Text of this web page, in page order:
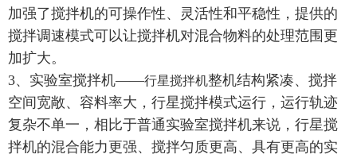
加强了搅拌机的可操作性、灵活性和平稳性，提供的
搅拌调速模式可以让搅拌机对混合物料的处理范围更
加扩大。
3、实验室搅拌机——行星搅拌机整机结构紧凑、搅拌
空间宽敞、容料率大，行星搅拌模式运行，运行轨迹
复杂不单一，相比于普通实验室搅拌机来说，行星搅
拌机的混合能力更强、搅拌匀质更高、具有更高的实